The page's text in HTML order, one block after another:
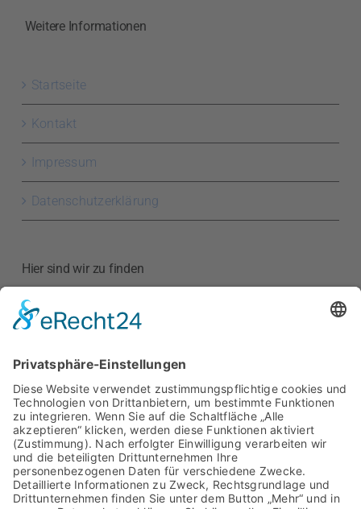
Weitere Informationen
Startseite
Kontakt
Impressum
Datenschutzerklärung
Hier sind wir zu finden
Kreishandwerkerschaft
Hauptstraße 52
01589 Riesa
Google Maps anzeigen